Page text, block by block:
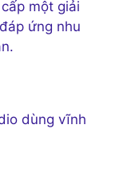
một giải
ứng nhu
dùng vĩnh